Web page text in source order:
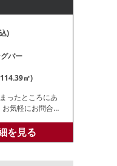
)
バー
㎡)
ったところにあ
気軽にお問合せ
を見る